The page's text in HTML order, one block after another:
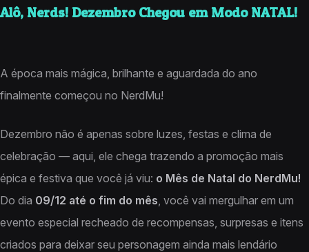
Alô, Nerds! Dezembro Chegou em Modo NATAL!
A época mais mágica, brilhante e aguardada do ano
finalmente começou no NerdMu!
Dezembro não é apenas sobre luzes, festas e clima de
celebração — aqui, ele chega trazendo a promoção mais
épica e festiva que você já viu: o Mês de Natal do NerdMu!
Do dia 09/12 até o fim do mês, você vai mergulhar em um
evento especial recheado de recompensas, surpresas e itens
criados para deixar seu personagem ainda mais lendário